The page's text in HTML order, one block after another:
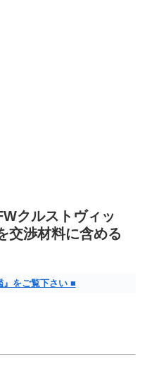
クルストヴィッ
交渉材料に含める
』をご覧下さい ■